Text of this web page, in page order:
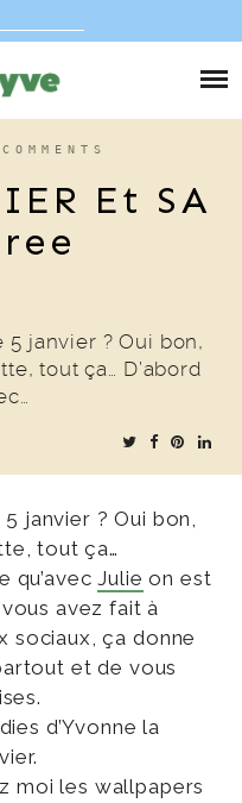
Et SA
janvier ? Oui bon,
tout ça… D’abord
janvier ? Oui bon,
tout ça…
qu’avecJulie on est
avez fait à
sociaux, ça donne
et de vous
d’Yvonne la
moi les wallpapers